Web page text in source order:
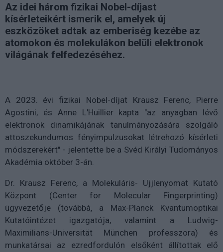
Az idei három fizikai Nobel-díjast
kísérleteikért ismerik el, amelyek új
eszközöket adtak az emberiség kezébe az
atomokon és molekulákon belüli elektronok
világának felfedezéséhez.
A 2023. évi fizikai Nobel-díjat Krausz Ferenc, Pierre
Agostini, és Anne L'Huillier kapta "az anyagban lévő
elektronok dinamikájának tanulmányozására szolgáló
attoszekundumos fényimpulzusokat létrehozó kísérleti
módszerekért" - jelentette be a Svéd Királyi Tudományos
Akadémia október 3-án.
Dr. Krausz Ferenc, a Molekuláris- Ujjlenyomat Kutató
Központ (Center for Molecular Fingerprinting)
ügyvezetője (továbbá, a Max-Planck Kvantumoptikai
Kutatóintézet igazgatója, valamint a Ludwig-
Maximilians-Universität München professzora) és
munkatársai az ezredfordulón elsőként állítottak elő